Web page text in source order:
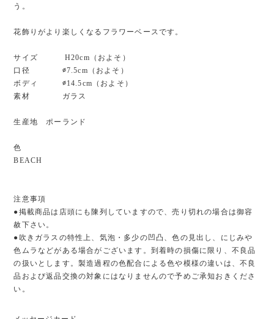
う。
花飾りがより楽しくなるフラワーベースです。
サイズ H20cm（およそ）
口径 ∅7.5cm（およそ）
ボディ ∅14.5cm（およそ）
素材 ガラス
生産地 ポーランド
色
BEACH
注意事項
●掲載商品は店頭にも陳列していますので、売り切れの場合は御容
赦下さい。
●吹きガラスの特性上、気泡・多少の凹凸、色の見出し、にじみや
色ムラなどがある場合がございます。到着時の損傷に限り、不良品
の扱いとします。製造過程の色配合による色や模様の違いは、不良
品および返品交換の対象にはなりませんので予めご承知おきくださ
い。